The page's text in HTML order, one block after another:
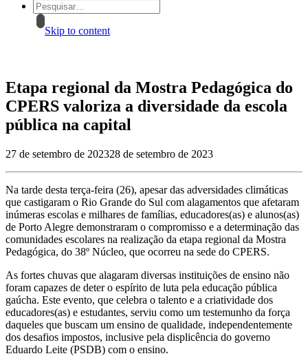
Skip to content
Etapa regional da Mostra Pedagógica do
CPERS valoriza a diversidade da escola
pública na capital
27 de setembro de 202328 de setembro de 2023
Na tarde desta terça-feira (26), apesar das adversidades climáticas
que castigaram o Rio Grande do Sul com alagamentos que afetaram
inúmeras escolas e milhares de famílias, educadores(as) e alunos(as)
de Porto Alegre demonstraram o compromisso e a determinação das
comunidades escolares na realização da etapa regional da Mostra
Pedagógica, do 38º Núcleo, que ocorreu na sede do CPERS.
As fortes chuvas que alagaram diversas instituições de ensino não
foram capazes de deter o espírito de luta pela educação pública
gaúcha. Este evento, que celebra o talento e a criatividade dos
educadores(as) e estudantes, serviu como um testemunho da força
daqueles que buscam um ensino de qualidade, independentemente
dos desafios impostos, inclusive pela displicência do governo
Eduardo Leite (PSDB) com o ensino.